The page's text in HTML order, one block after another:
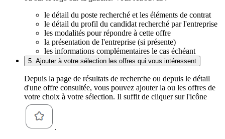
le détail du poste recherché et les éléments de contrat
le détail du profil du candidat recherché par l'entreprise
les modalités pour répondre à cette offre
la présentation de l'entreprise (si présente)
les informations complémentaires le cas échéant
5. Ajouter à votre sélection les offres qui vous intéressent
Depuis la page de résultats de recherche ou depuis le détail
d'une offre consultée, vous pouvez ajouter la ou les offres de
votre choix à votre sélection. Il suffit de cliquer sur l'icône
.